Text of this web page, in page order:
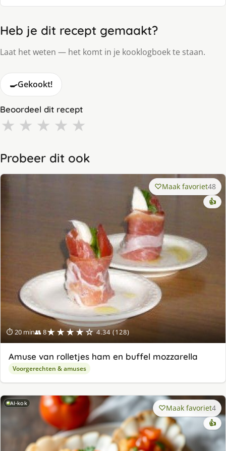
Heb je dit recept gemaakt?
Laat het weten — het komt in je kooklogboek te staan.
🍳Gekookt!
Beoordeel dit recept
★ ★ ★ ★ ★
Probeer dit ook
⏱ 20 min👥 8★★★★☆ 4.34 (128)
Maak favoriet48
👍
Amuse van rolletjes ham en buffel mozzarella
Voorgerechten & amuses
AI-kok Maak favoriet4
👍